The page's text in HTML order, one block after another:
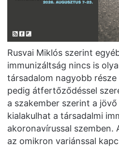
Rusvai Miklós szerint
immunizáltság nincs is
társadalom nagyobb
pedig átfertőződéssel
a szakember szerint a
kialakulhat a társadalmi
akoronavírussal szemben.
az omikron variánssal